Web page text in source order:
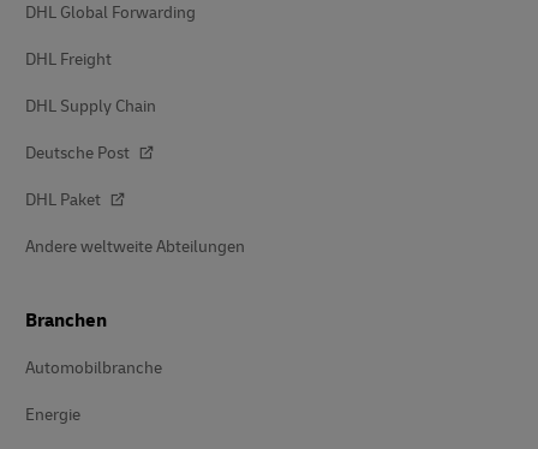
DHL Global Forwarding
DHL Freight
DHL Supply Chain
Deutsche Post
DHL Paket
Andere weltweite Abteilungen
Branchen
Automobilbranche
Energie